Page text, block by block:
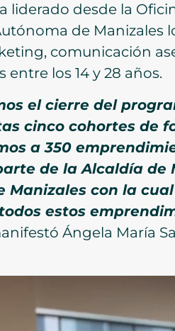
liderado desde la
de Manizales
comunicación
entre los 14 y 28 años.
el cierre del
cinco cohortes de
a 350
de la Alcaldía de
Manizales con la
estos
Ángela María